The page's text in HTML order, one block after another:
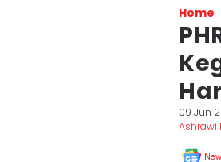
Home
09 Jun
Ashrawi